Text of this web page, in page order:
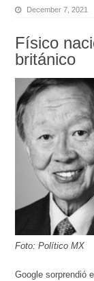
December 7, 2021
Físico
británico
Foto: Político MX
Google sorprendió